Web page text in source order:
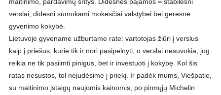
verslai, didesni sumokami mokesčiai valstybei bei geresnė
gyvenimo kokybė.
Lietuvoje gyvename užburtame rate: vartotojas žiūri į verslus
kaip į priešus, kurie tik ir nori pasipelnyti, o verslai nesuvokia, jog
reikia ne tik pasiimti pinigus, bet ir investuoti į kokybę. Kol šis
ratas nesustos, tol nejudėsime į priekį. Ir padėk mums, Viešpatie,
su maitinimo įstaigų naujomis kainomis, po pirmųjų Michelin